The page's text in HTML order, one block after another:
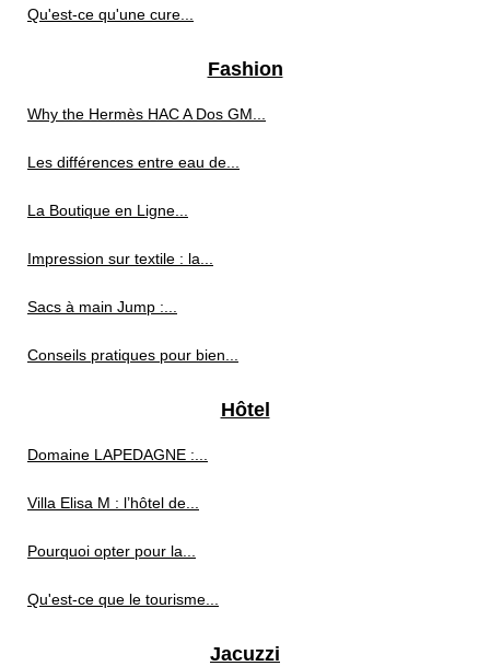
Qu'est-ce qu'une cure...
Fashion
Why the Hermès HAC A Dos GM...
Les différences entre eau de...
La Boutique en Ligne...
Impression sur textile : la...
Sacs à main Jump :...
Conseils pratiques pour bien...
Hôtel
Domaine LAPEDAGNE :...
Villa Elisa M : l’hôtel de...
Pourquoi opter pour la...
Qu'est-ce que le tourisme...
Jacuzzi